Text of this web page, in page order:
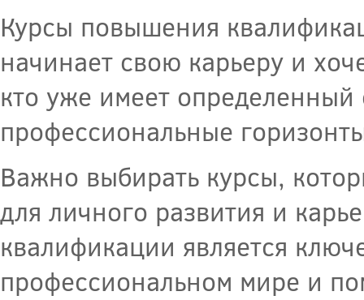
Курсы повышения
начинает свою карьеру и
кто уже имеет
профессиональные
Важно выбирать курсы,
для личного развития и
квалификации является
профессиональном мире и